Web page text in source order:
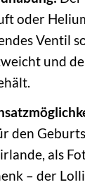
oder
Ventil
und
den
als
– der